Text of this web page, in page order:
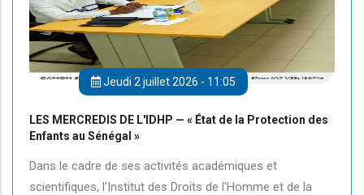
Jeudi 2 juillet 2026 - 11:05
LES MERCREDIS DE L'IDHP — « État de la Protection des
Enfants au Sénégal »
Dans le cadre de ses activités académiques et
scientifiques, l'Institut des Droits de l'Homme et de la